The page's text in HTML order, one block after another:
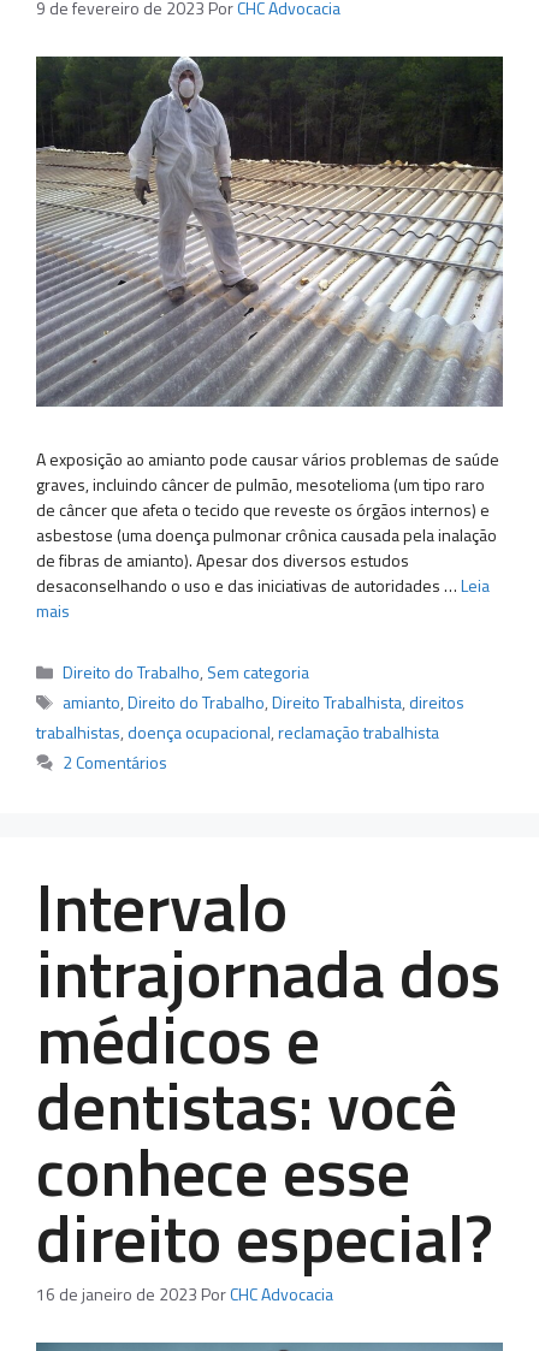
9 de fevereiro de 2023 PorCHC Advocacia
A exposição ao amianto pode causar vários problemas de saúde
graves, incluindo câncer de pulmão, mesotelioma (um tipo raro
de câncer que afeta o tecido que reveste os órgãos internos) e
asbestose (uma doença pulmonar crônica causada pela inalação
de fibras de amianto). Apesar dos diversos estudos
desaconselhando o uso e das iniciativas de autoridades …Leia
mais
Categorias
Direito do Trabalho, Sem categoria
Tags
amianto,Direito do Trabalho,Direito Trabalhista,direitos
trabalhistas,doença ocupacional,reclamação trabalhista
2 Comentários
Intervalo
intrajornada dos
médicos e
dentistas: você
conhece esse
direito especial?
16 de janeiro de 2023 PorCHC Advocacia